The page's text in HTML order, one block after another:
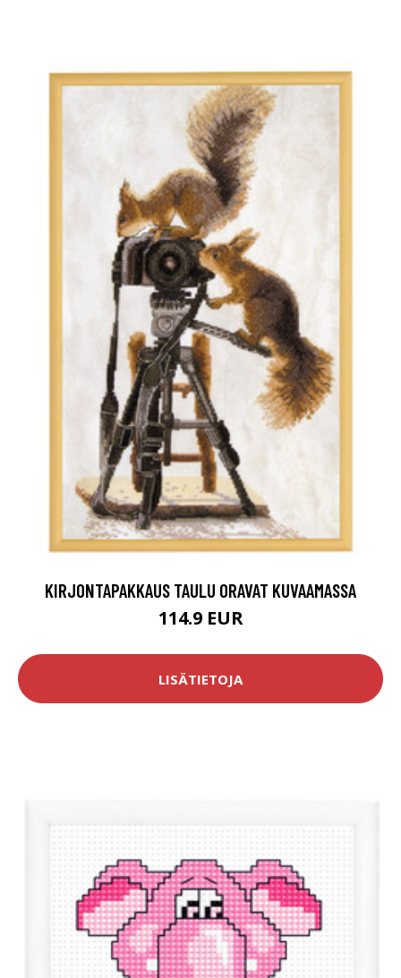
KIRJONTAPAKKAUS TAULU ORAVAT KUVAAMASSA
114.9 EUR
LISÄTIETOJA